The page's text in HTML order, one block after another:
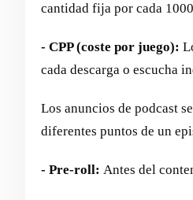
cantidad fija por cada
- CPP (coste por juego):
cada descarga o escucha
Los anuncios de podcast
diferentes puntos de un
- Pre-roll: Antes del